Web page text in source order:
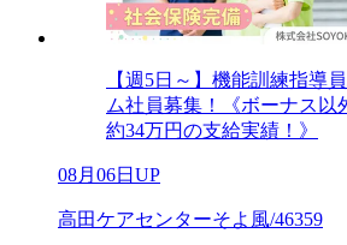
【週5日～】機能訓練指導
ム社員募集！《ボーナス以
約34万円の支給実績！》
08月06日UP
高田ケアセンターそよ風/46359